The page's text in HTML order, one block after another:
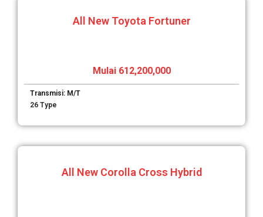
All New Toyota Fortuner
Mulai 612,200,000
Transmisi: M/T
26 Type
All New Corolla Cross Hybrid